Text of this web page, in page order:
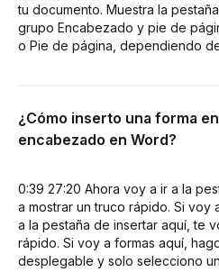
tu documento. Muestra la
grupo Encabezado y pie de
o Pie de página, dependiendo
¿Cómo inserto una forma
encabezado en Word?
0:39 27:20 Ahora voy a ir a la
a mostrar un truco rápido. Si voy
a la pestaña de insertar aquí, te
rápido. Si voy a formas aquí,
desplegable y solo selecciono